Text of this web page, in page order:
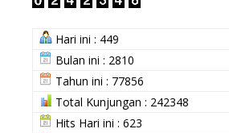
Hari ini : 449
Bulan ini : 2810
Tahun ini : 77856
Total Kunjungan : 242348
Hits Hari ini : 623